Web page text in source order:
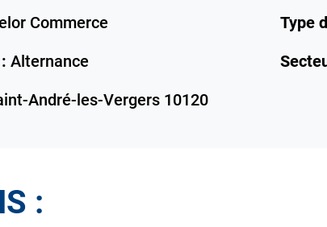
Commerce Type
Alternance
André-les-Vergers 10120
: